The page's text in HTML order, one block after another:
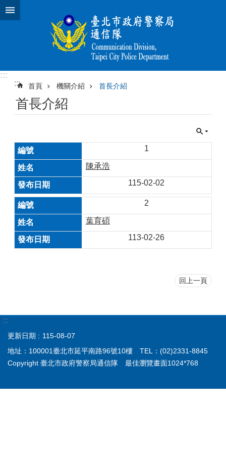
跳到主要內容區塊
:::
:::
首頁 機關介紹 首長介紹
首長介紹
1
陳承浩
115-02-02
2
葉育碩
113-02-26
回上一頁
:::
更新日期
115-08-07
地址：100001臺北市延平南路96號10樓 TEL：(02)2331-8845
Copyright 臺北市政府警察局通信隊 最佳瀏覽畫面1024*768